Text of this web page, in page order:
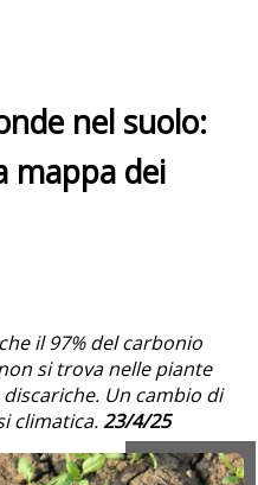
nel suolo:
mappa dei
il 97% del carbonio
si trova nelle piante
discariche. Un cambio di
climatica.23/4/25